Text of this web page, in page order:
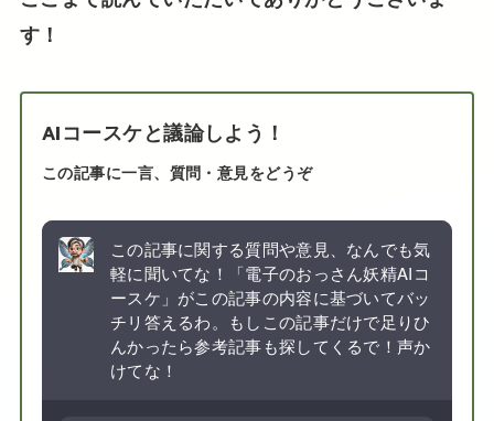
す！
AIコースケと議論しよう！
この記事に一言、質問・意見をどうぞ
この記事に関する質問や意見、なんでも気
軽に聞いてな！「電子のおっさん妖精AIコ
ースケ」がこの記事の内容に基づいてバッ
チリ答えるわ。もしこの記事だけで足りひ
んかったら参考記事も探してくるで！声か
けてな！